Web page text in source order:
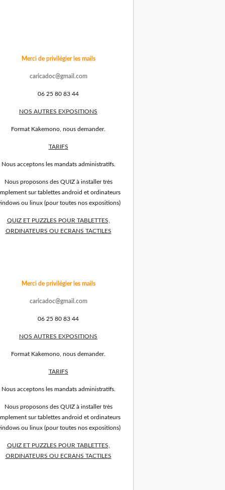
Merci de privilégier les mails
caricadoc@gmail.com
06 25 80 83 44
NOS AUTRES EXPOSITIONS
Format Kakemono, nous demander.
TARIFS
Nous acceptons les mandats administratifs.
Nous proposons des QUIZ à installer très
sur tablettes android et ordinateurs
ou linux (pour toutes nos expositions)
QUIZ ET PUZZLES POUR TABLETTES,
ORDINATEURS OU ECRANS TACTILES
Merci de privilégier les mails
caricadoc@gmail.com
06 25 80 83 44
NOS AUTRES EXPOSITIONS
Format Kakemono, nous demander.
TARIFS
Nous acceptons les mandats administratifs.
Nous proposons des QUIZ à installer très
sur tablettes android et ordinateurs
ou linux (pour toutes nos expositions)
QUIZ ET PUZZLES POUR TABLETTES,
ORDINATEURS OU ECRANS TACTILES